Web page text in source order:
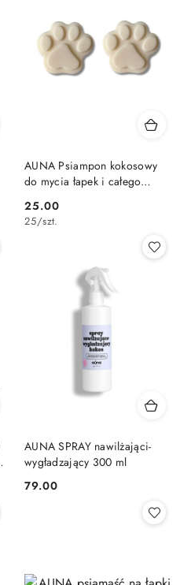
AUNA Psiampon kokosowy
do mycia łapek i całego
Cena:
25.00
25/szt.
AUNA SPRAY nawilżająci-
wygładzający 300 ml
Cena:
79.00